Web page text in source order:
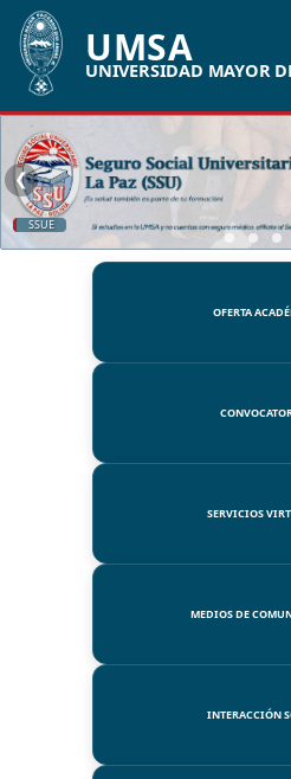
UMSA
UNIVERSIDAD MAYOR
SSUE
❮
OFERTA
SERVICIOS
MEDIOS DE
INTERACCIÓN